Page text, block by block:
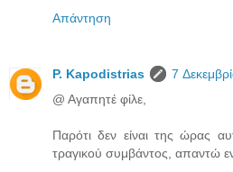
Απάντηση
P. Kapodistrias
7
@ Αγαπητέ φίλε,
Παρότι δεν είναι της ώρας
τραγικού συμβάντος, απαντώ